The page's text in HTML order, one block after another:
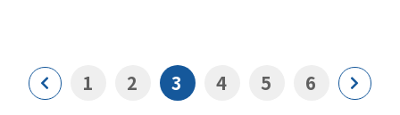
1 2 3 4 5 6